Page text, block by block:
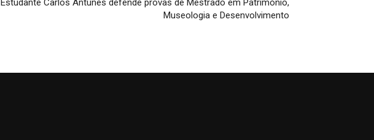
Estudante Carlos Antunes defende provas de Mestrado em Património,
Museologia e Desenvolvimento